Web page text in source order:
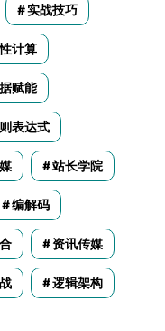
实战技巧
计算
赋能
表达式
站长学院
编解码
资讯传媒
逻辑架构